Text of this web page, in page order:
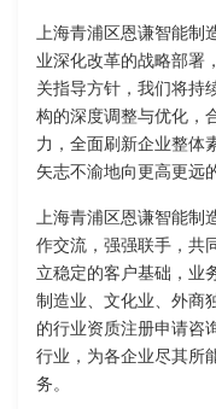
上海青浦区恩谦智能制
业深化改革的战略部署
关指导方针，我们将持
构的深度调整与优化，
力，全面刷新企业整体
矢志不渝地向更高更远
上海青浦区恩谦智能制
作交流，强强联手，共
立稳定的客户基础，业
制造业、文化业、外商
的行业资质注册申请咨
行业，为各企业尽其所
务。